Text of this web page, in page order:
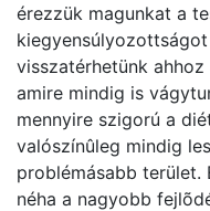
érezzük magunkat a
visszatérhetünk
amire mindig is
mennyire szigorú a
valószínûleg mindig
problémásabb terület.
néha a nagyobb